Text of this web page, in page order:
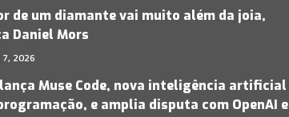
de um diamante vai muito além da joia,
Daniel Mors
7, 2026
Muse Code, nova inteligência artificial
e amplia disputa com OpenAI e